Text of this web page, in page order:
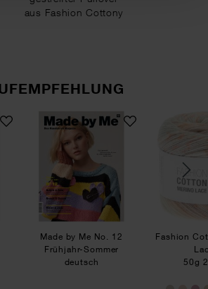
aus Fashion Cottony
Colours
No. 12 Frühjahr-SommerMade by Me No. 12
Made by Me No. 12
Frühjahr-Sommer
deutsch
Fashion
50g